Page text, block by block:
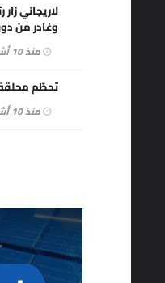
لاريجاني
وغادر من
تحطّم محلقة